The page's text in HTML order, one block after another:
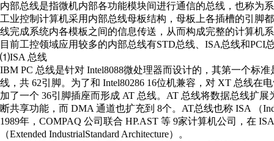
内部总线是指微机内部各功能模块间进行通信的总线，也称为
工业控制计算机采用内部总线母板结构，母板上各插槽的引脚
线完成系统内各模板之间的信息传送，从而构成完整的计算机
目前工控领域应用较多的内部总线有STD总线、ISA总线和PCI
⑴ISA 总线
IBM PC 总线是针对 Intel8088微处理器而设计的，其第一个标
线，共 62引脚。为了和 Intel80286 16位机兼容，对 XT 总线在
加了一个 36引脚插座而形成 AT 总线。AT 总线将数据总线扩
断共享功能，而 DMA 通道也扩充到 8个。AT总线也称 ISA （
1989年，COMPAQ 公司联合 HP.AST 等 9家计算机公司，在
（Extended IndustrialStandard Architecture）。